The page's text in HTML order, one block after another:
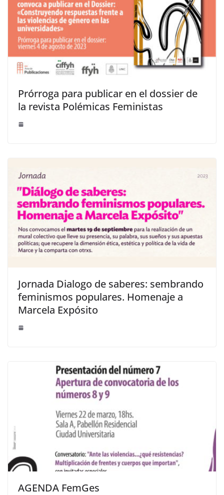
Prórroga para publicar en el dossier de
la revista Polémicas Feministas
Jornada Dialogo de saberes: sembrando
feminismos populares. Homenaje a
Marcela Expósito
AGENDA FemGes